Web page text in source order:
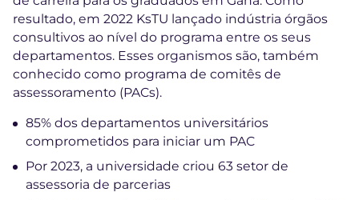
resultado, em 2022 KsTU lançado indústria órgãos
consultivos ao nível do programa entre os seus
departamentos. Esses organismos são, também
conhecido como programa de comitês de
assessoramento (PACs).
85% dos departamentos universitários
comprometidos para iniciar um PAC
Por 2023, a universidade criou 63 setor de
assessoria de parcerias